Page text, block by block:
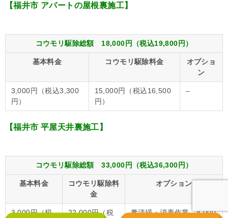
【福井市 アパートの屋根裏施工】
コウモリ駆除総額 18,000円（税込19,800円）
基本料金 コウモリ駆除料金
オプショ
ン
3,000円（税込3,300
円）
15,000円（税込16,500
円）
–
【福井市 平屋天井裏施工】
コウモリ駆除総額 33,000円（税込36,300円）
基本料金
コウモリ駆除料
金
オプション
3,000円（税 22,000円（税 糞清掃・消毒作業…8,000